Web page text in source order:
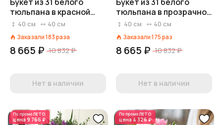
тюльпана в красной
пленке с лентой
40 см 40 см
Заказали183раза
8 665 ₽ 10 832 ₽
Нет в наличии
тюльпана в прозрачной
пленке с лентой
40 см 40 см
Заказали175раз
8 665 ₽ 10 832 ₽
Нет в наличии
По промоЛЕТО
цена 9 766 ₽
По промоЛЕТО
цена 4 326 ₽